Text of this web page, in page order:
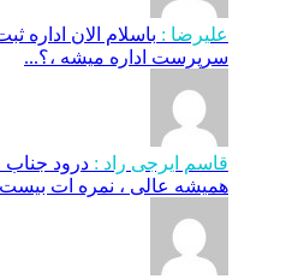
علیرضا : باسلام الان اداره
سرپرست اداره میشه ،؟...
قاسم ایرجی راد : درود
همیشه عالی ، نمره ات